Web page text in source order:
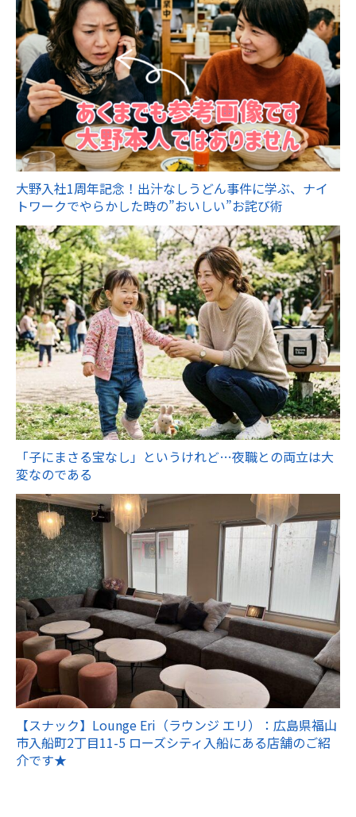
大野入社1周年記念！出汁なしうどん事件に学ぶ、ナイ
トワークでやらかした時の”おいしい”お詫び術
「子にまさる宝なし」というけれど…夜職との両立は大
変なのである
【スナック】Lounge Eri（ラウンジ エリ）：広島県福山
市入船町2丁目11-5 ローズシティ入船にある店舗のご紹
介です★